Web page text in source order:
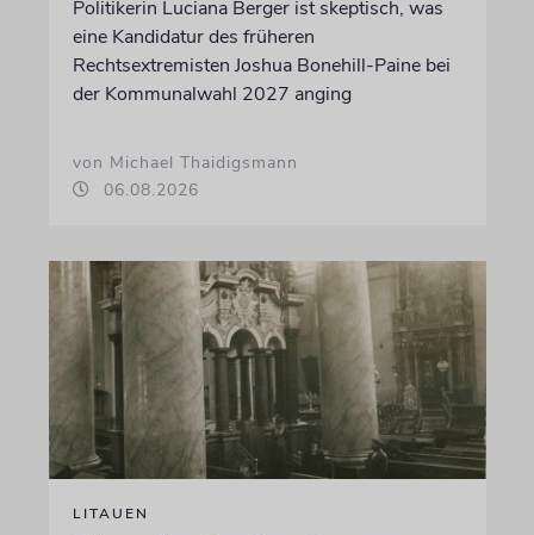
Politikerin Luciana Berger ist skeptisch, was
eine Kandidatur des früheren
Rechtsextremisten Joshua Bonehill-Paine bei
der Kommunalwahl 2027 anging
von Michael Thaidigsmann
06.08.2026
LITAUEN